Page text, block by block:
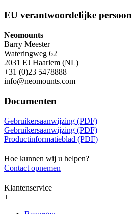
EU verantwoordelijke persoon
Neomounts
Barry Meester
Wateringweg 62
2031 EJ Haarlem (NL)
+31 (0)23 5478888
info@neomounts.com
Documenten
Gebruikersaanwijzing (PDF)
Gebruikersaanwijzing (PDF)
Productinformatieblad (PDF)
Hoe kunnen wij u helpen?
Contact opnemen
Klantenservice
+